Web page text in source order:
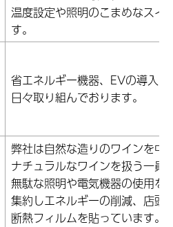
温度設定や照明のこまめなスイ
す。
省エネルギー機器、EVの導入
日々取り組んでおります。
弊社は自然な造りのワインを中
ナチュラルなワインを扱う一員
無駄な照明や電気機器の使用を
集約しエネルギーの削減、店頭
断熱フィルムを貼っています。